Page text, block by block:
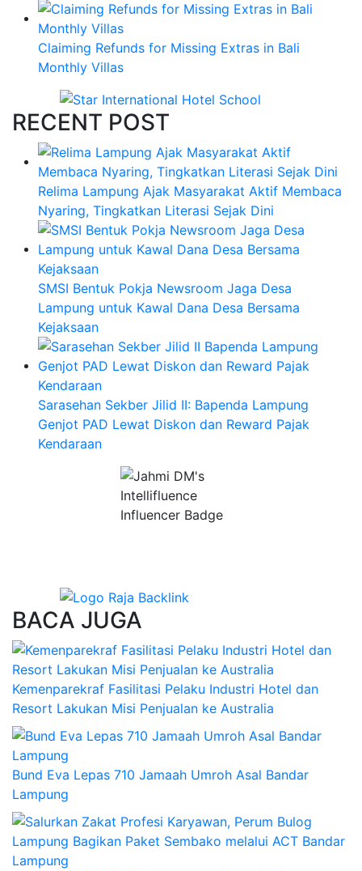
Claiming Refunds for Missing Extras in Bali
Monthly Villas
RECENT POST
Relima Lampung Ajak Masyarakat Aktif Membaca
Nyaring, Tingkatkan Literasi Sejak Dini
SMSI Bentuk Pokja Newsroom Jaga Desa
Lampung untuk Kawal Dana Desa Bersama
Kejaksaan
Sarasehan Sekber Jilid II: Bapenda Lampung
Genjot PAD Lewat Diskon dan Reward Pajak
Kendaraan
BACA JUGA
Kemenparekraf Fasilitasi Pelaku Industri Hotel dan
Resort Lakukan Misi Penjualan ke Australia
Bund Eva Lepas 710 Jamaah Umroh Asal Bandar
Lampung